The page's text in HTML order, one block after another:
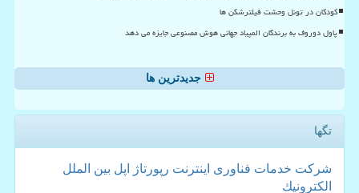
کودکان در تونل وحشت فیلترشکن ها
پاول دوروف به برندگان المپیاد جهانی هوش مصنوعی جایزه می دهد
جدیدترین ها
تگها
شركت خدمات فناوری اینترنت رپورتاژ اپل بین الملل
الكترونیك